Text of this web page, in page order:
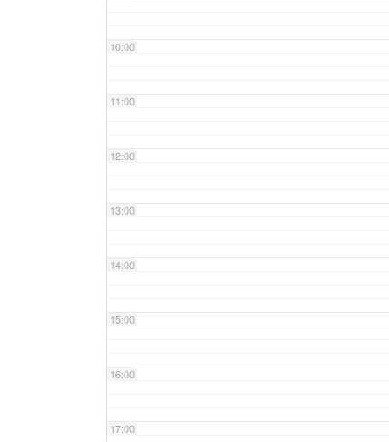
10:00
11:00
12:00
13:00
14:00
15:00
16:00
17:00